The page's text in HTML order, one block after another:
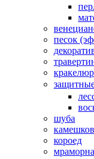
песок
шуба
короед